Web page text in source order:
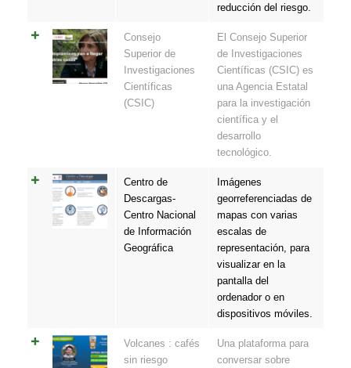
reducción del riesgo.
Consejo
Superior de
Investigaciones
Científicas
(CSIC)
El Consejo Superior
de Investigaciones
Científicas (CSIC) es
una Agencia Estatal
para la investigación
científica y el
desarrollo
tecnológico.
Centro de
Descargas-
Centro Nacional
de Información
Geográfica
Imágenes
georreferenciadas de
mapas con varias
escalas de
representación, para
visualizar en la
pantalla del
ordenador o en
dispositivos móviles.
Volcanes : cafés
sin riesgo
Una plataforma para
conversar sobre